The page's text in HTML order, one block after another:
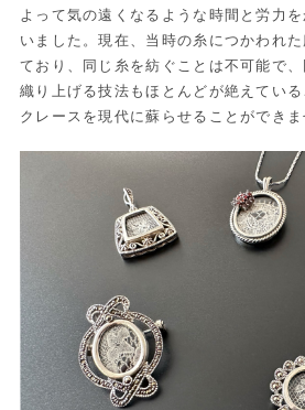
よって気の遠くなるような時間と労力
いました。現在、当時の糸につかわれ
ており、同じ糸を紡ぐことは不可能で
織り上げる技法もほとんどが絶えてい
クレースを現代に蘇らせることができま